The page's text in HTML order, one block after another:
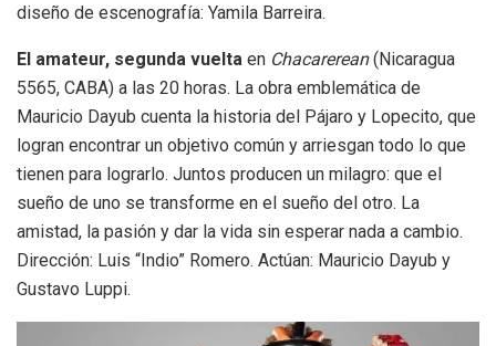
diseño de escenografía: Yamila Barreira.
El amateur, segunda vuelta en Chacarerean(Nicaragua
5565, CABA) a las 20 horas. La obra emblemática de
Mauricio Dayub cuenta la historia del Pájaro y Lopecito, que
logran encontrar un objetivo común y arriesgan todo lo que
tienen para lograrlo. Juntos producen un milagro: que el
sueño de uno se transforme en el sueño del otro. La
amistad, la pasión y dar la vida sin esperar nada a cambio.
Dirección: Luis “Indio” Romero. Actúan: Mauricio Dayub y
Gustavo Luppi.